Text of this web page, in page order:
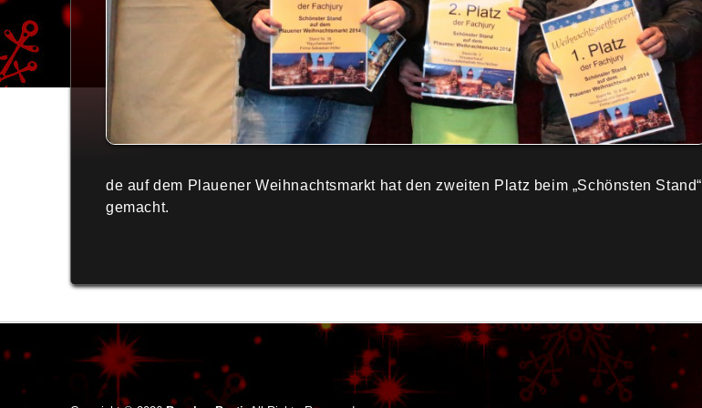
de auf dem Plauener Weihnachtsmarkt hat den zweiten Platz beim „Schönsten Stand“
gemacht.